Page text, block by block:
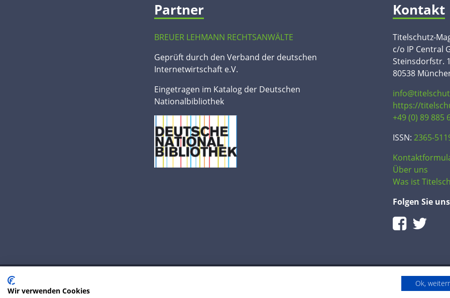
Partner
BREUER LEHMANN RECHTSANWÄLTE
Geprüft durch den Verband der deutschen
Internetwirtschaft e.V.
Eingetragen im Katalog der Deutschen
Nationalbibliothek
Kontakt
Titelschutz-
c/o IP Central
Steinsdorfstr.
80538
https://
+49 (0) 89 885
ISSN: 2365-
Über uns
Was ist
Folgen Sie uns
© 2020 IP Central GmbH
Wir verwenden Cookies
Ok,